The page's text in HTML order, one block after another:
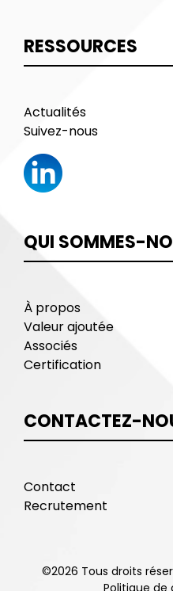
RESSOURCES
Actualités
Suivez-nous
QUI SOMMES-
À propos
Valeur ajoutée
Associés
Certification
CONTACTEZ-
Contact
Recrutement
©2026 Tous droits
Politique